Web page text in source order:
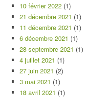
10 février 2022 (1)
21 décembre 2021 (1)
11 décembre 2021 (1)
6 décembre 2021 (1)
28 septembre 2021 (1)
4 juillet 2021 (1)
27 juin 2021 (2)
3 mai 2021 (1)
18 avril 2021 (1)